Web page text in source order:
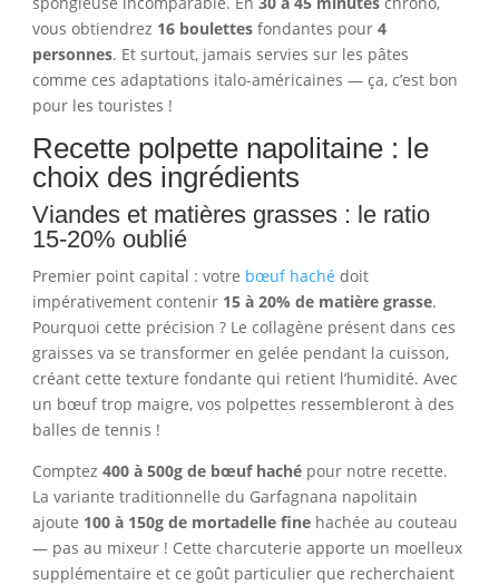
vous obtiendrez 16 boulettesfondantes pour 4
personnes. Et surtout, jamais servies sur les pâtes
comme ces adaptations italo-américaines — ça, c’est bon
pour les touristes !
Recette polpette napolitaine : le
choix des ingrédients
Viandes et matières grasses : le ratio
15-20% oublié
Premier point capital : votre bœuf haché doit
impérativement contenir 15 à 20% de matière grasse.
Pourquoi cette précision ? Le collagène présent dans ces
graisses va se transformer en gelée pendant la cuisson,
créant cette texture fondante qui retient l’humidité. Avec
un bœuf trop maigre, vos polpettes ressembleront à des
balles de tennis !
Comptez 400 à 500g de bœuf hachépour notre recette.
La variante traditionnelle du Garfagnana napolitain
ajoute 100 à 150g de mortadelle finehachée au couteau
— pas au mixeur ! Cette charcuterie apporte un moelleux
supplémentaire et ce goût particulier que recherchaient